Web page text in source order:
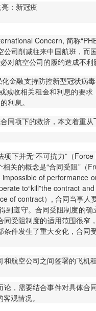
Concern, 简称
司削减往来中国航班，
对航空公司的履约造成不利
融支持防控新型冠状病
收相关租金和利息的要
利息。
同项下的救济，本文着重从
下并无“不可抗力”（
的概念是“合同受阻”（
of
to“kill”the contract
of contract）, 合同当事
遵守。合同受阻制度的
受阻制度的适用范围很
件发生了重大变化，合
航空公司之间签署的飞
，需要结合事件对具体
观情况。